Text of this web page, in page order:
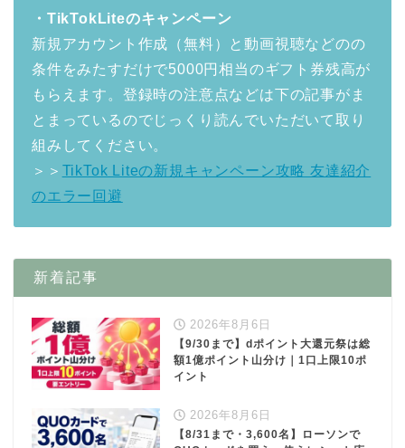
・TikTokLiteのキャンペーン
新規アカウント作成（無料）と動画視聴などのの
条件をみたすだけで5000円相当のギフト券残高が
もらえます。登録時の注意点などは下の記事がま
とまっているのでじっくり読んでいただいて取り
組みしてください。
＞＞ TikTok Liteの新規キャンペーン攻略 友達紹介
のエラー回避
新着記事
2026年8月6日
【9/30まで】dポイント大還元祭は総
額1億ポイント山分け｜1口上限10ポ
イント
2026年8月6日
【8/31まで・3,600名】ローソンで